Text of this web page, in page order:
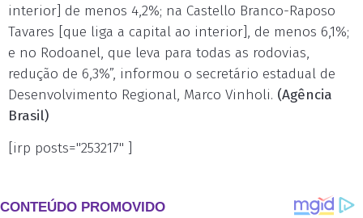
interior] de menos 4,2%; na Castello Branco-Raposo
Tavares [que liga a capital ao interior], de menos 6,1%;
e no Rodoanel, que leva para todas as rodovias,
redução de 6,3%”, informou o secretário estadual de
Desenvolvimento Regional, Marco Vinholi. (Agência
Brasil)
[irp posts="253217" ]